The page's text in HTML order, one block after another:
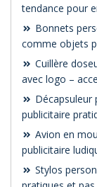
tendance pour
Bonnets
comme objets
Cuillère
avec logo –
Décapsuleur
publicitaire
Avion en
publicitaire
Stylos